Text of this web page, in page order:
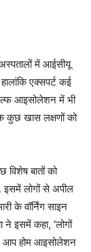
में आईसीयू
एक्सपर्ट कई
आइसोलेशन में भी
कुछ खास लक्षणों को
विशेष बातों को
इसमें लोगों से अपील
के वॉर्निंग साइन
इसमें कहा, ‘लोगों
आप होम आइसोलेशन